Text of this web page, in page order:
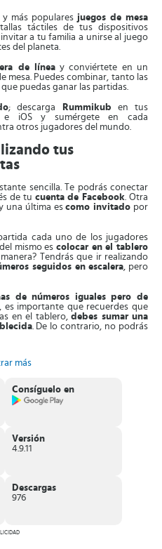
más populares juegos de mesa
táctiles de tus dispositivos
a tu familia a unirse al juego
del planeta.
de líneay conviértete en un
mesa. Puedes combinar, tanto las
que puedas ganar las partidas.
; descarga Rummikub en tus
e iOS y sumérgete en cada
otros jugadores del mundo.
tus
sencilla. Te podrás conectar
de tu cuenta de Facebook. Otra
una última escomo invitado por
cada uno de los jugadores
mismo escolocar en el tablero
Tendrás que ir realizando
seguidos en escalera, pero
de números iguales pero de
es importante que recuerdes que
en el tablero,debes sumar una
. De lo contrario, no podrás
fichas! Entre todas las fichas
número ni color.
a modo de entrenamiento
de distintas partes de la tierra.
personalizado
para cada una de las partidas.
de clasificaciones.
más
Consíguelo en
Versión
4.9.11
Descargas
976